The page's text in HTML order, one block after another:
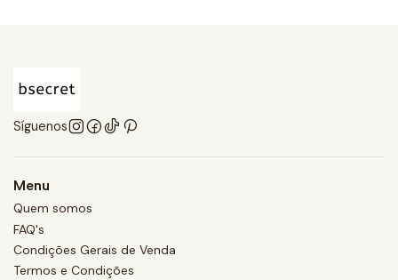
Síguenos
Menu
Quem somos
FAQ's
Condições Gerais de Venda
Termos e Condições